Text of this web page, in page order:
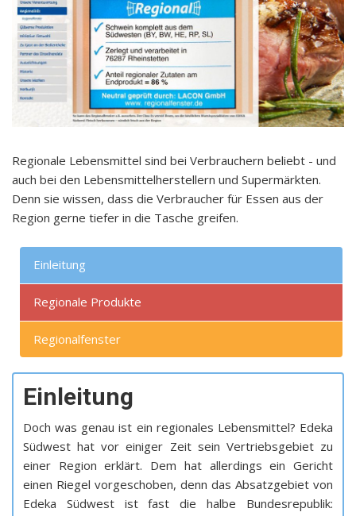
Regionale Lebensmittel sind bei Verbrauchern beliebt - und
auch bei den Lebensmittelherstellern und Supermärkten.
Denn sie wissen, dass die Verbraucher für Essen aus der
Region gerne tiefer in die Tasche greifen.
Einleitung
Regionale Produkte
Regionalfenster
Einleitung
Doch was genau ist ein regionales Lebensmittel? Edeka
Südwest hat vor einiger Zeit sein Vertriebsgebiet zu
einer Region erklärt. Dem hat allerdings ein Gericht
einen Riegel vorgeschoben, denn das Absatzgebiet von
Edeka Südwest ist fast die halbe Bundesrepublik: